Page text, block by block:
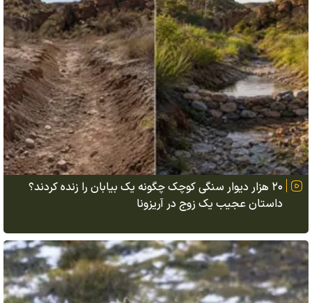
۲۰ هزار دیوار سنگی کوچک چگونه یک بیابان را زنده کردند؟
داستان عجیب یک زوج در آریزونا